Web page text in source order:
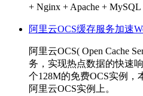
+ Nginx + Apache +
阿里云OCS缓存服务加速
阿里云OCS( Open Cache
务，实现热点数据的快速
个128M的免费OCS实例，
阿里云OCS实例上。